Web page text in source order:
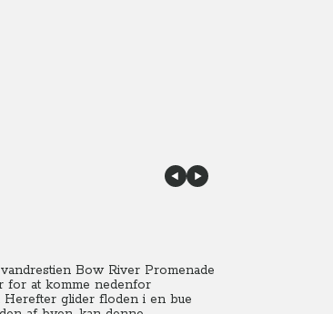
Bow River Promenade
for at komme nedenfor
glider floden i en bue